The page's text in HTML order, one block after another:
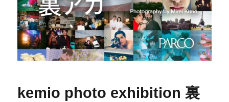
kemio photo exhibition 裏